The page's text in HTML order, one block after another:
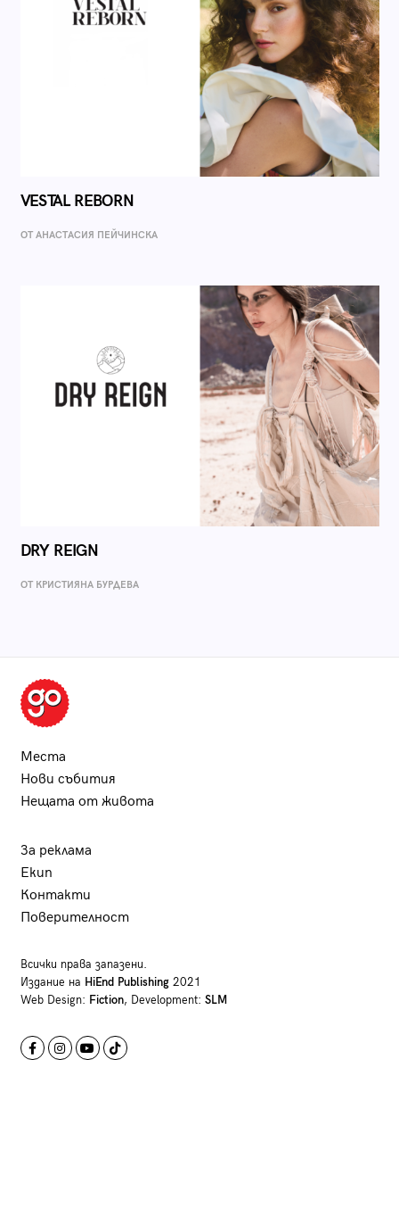
VESTAL REBORN
ОТ AНАСТАСИЯ ПЕЙЧИНСКА
DRY REIGN
ОТ КРИСТИЯНА БУРДЕВА
Места
Нови събития
Нещата от живота
За реклама
Екип
Контакти
Поверителност
Всички права запазени.
Издание на HiEnd Publishing2021
Web Design: Fiction, Development: SLM